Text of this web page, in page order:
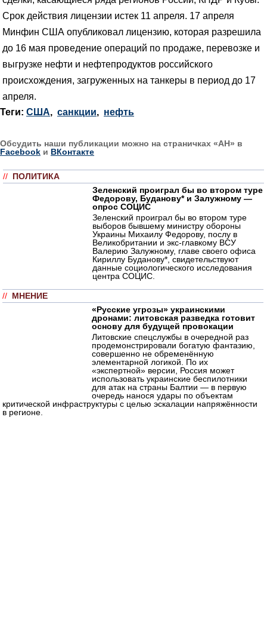
Срок действия лицензии истек 11 апреля. 17 апреля
Минфин США опубликовал лицензию, которая разрешила
до 16 мая проведение операций по продаже, перевозке и
выгрузке нефти и нефтепродуктов российского
происхождения, загруженных на танкеры в период до 17
апреля.
Теги: США, санкции, нефть
Обсудить наши публикации можно на страничках «АН» в
Facebook и ВКонтакте
// ПОЛИТИКА
Зеленский проиграл бы во втором туре
Федорову, Буданову* и Залужному —
опрос СОЦИС
Зеленский проиграл бы во втором туре
выборов бывшему министру обороны
Украины Михаилу Федорову, послу в
Великобритании и экс-главкому ВСУ
Валерию Залужному, главе своего офиса
Кириллу Буданову*, свидетельствуют
данные социологического исследования
центра СОЦИС.
// МНЕНИЕ
«Русские угрозы» украинскими
дронами: литовская разведка готовит
основу для будущей провокации
Литовские спецслужбы в очередной раз
продемонстрировали богатую фантазию,
совершенно не обременённую
элементарной логикой. По их
«экспертной» версии, Россия может
использовать украинские беспилотники
для атак на страны Балтии — в первую
очередь нанося удары по объектам
критической инфраструктуры с целью эскалации напряжённости
в регионе.